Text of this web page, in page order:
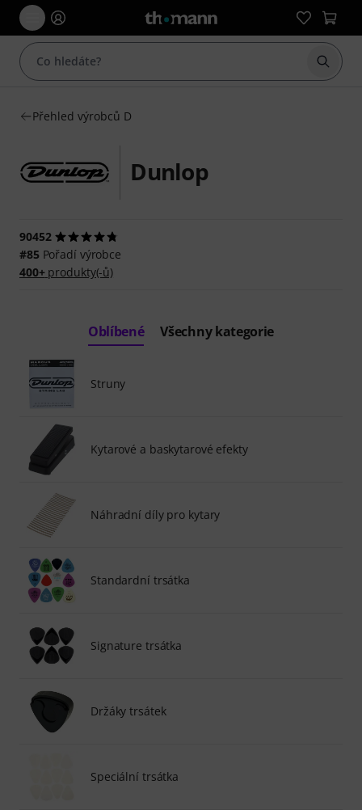
Začít
Přehled výrobců D
Dunlop
90452
#85 Pořadí výrobce
400+produkty(-ů)
Oblíbené Všechny kategorie
Struny
Kytarové a baskytarové efekty
Náhradní díly pro kytary
Standardní trsátka
Signature trsátka
Držáky trsátek
Speciální trsátka